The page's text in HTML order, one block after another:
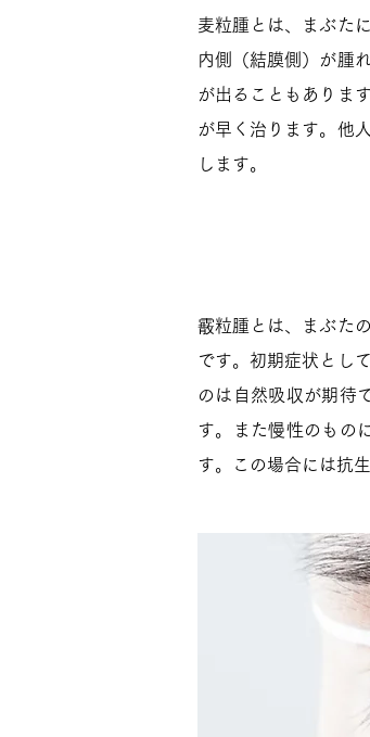
麦粒腫とは、まぶた
内側（結膜側）が腫
が出ることもありま
が早く治ります。他
します。
霰粒腫とは、まぶた
です。初期症状とし
のは自然吸収が期待
す。また慢性のもの
す。この場合には抗